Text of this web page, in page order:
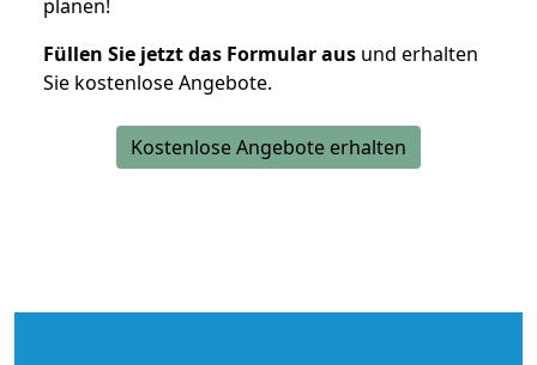
planen!
Füllen Sie jetzt das Formular aus und erhalten
Sie kostenlose Angebote.
Kostenlose Angebote erhalten